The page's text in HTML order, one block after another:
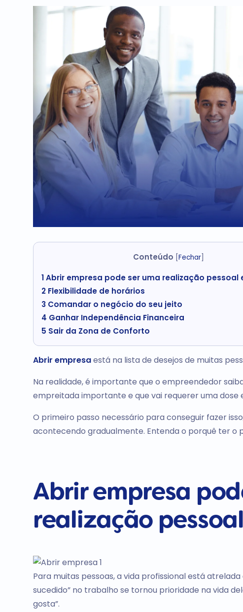
Conteúdo [Fechar]
1Abrir empresa pode ser uma realização pessoal
2 Flexibilidade de horários
3 Comandar o negócio do seu jeito
4 Ganhar Independência Financeira
5 Sair da Zona de Conforto
Abrir empresaestá na lista de desejos de muitas
Na realidade, é importante que o empreendedor
empreitada importante e que vai requerer uma
O primeiro passo necessário para conseguir fazer
acontecendo gradualmente. Entenda o porquê ter o
Abrir empresa
realização
Para muitas pessoas, a vida profissional está
sucedido” no trabalho se tornou prioridade na vida
gosta”.